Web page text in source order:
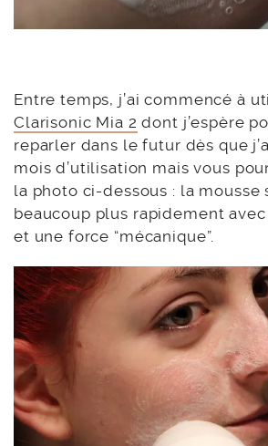
Entre temps, j’ai commencé à
Clarisonic Mia 2 dont j’espère
reparler dans le futur dès que
mois d’utilisation mais vous
la photo ci-dessous : la mousse
beaucoup plus rapidement
et une force “mécanique”.